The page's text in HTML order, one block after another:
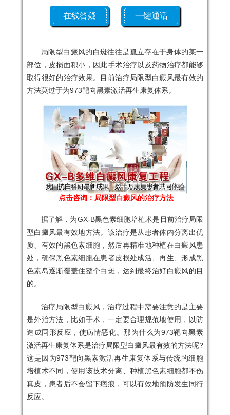
在线答疑 一键通话
局限型白癜风的白斑往往是孤立存在于身体的某一
部位，皮损面积小，因此手术治疗以及药物治疗都能够
取得很好的治疗效果。目前治疗局限型白癜风最有效的
方法莫过于为973靶向黑素激活再生康复体系。
点击咨询：局限型白癜风的治疗方法
据了解， 为GX-B黑色素细胞培植术是目前治疗局限
型白癜风最有效地方法。该治疗是从患者体内分离出优
质、有效的黑色素细胞，然后再精准地种植在白癜风患
处，确保黑色素细胞在患者皮损处成活、再生、形成黑
色素岛逐渐覆盖住整个白斑，达到最终治好白癜风的目
的。
治疗局限型白癜风，治疗过程中需要注意的是主要
是外治方法，比如手术，一定要合理规范地使用，以防
造成同形反应，使病情恶化。那为什么为973靶向黑素
激活再生康复体系是治疗局限型白癜风最有效的方法呢?
这是因为973靶向黑素激活再生康复体系与传统的细胞
培植术不同，使用该技术分离、种植黑色素细胞都不伤
真皮，患者后不会留下疤痕，可以有效地预防发生同行
反应。